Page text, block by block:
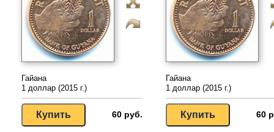
Гайана
1 доллар (2015 г.)
60 руб.
Гайана
1 доллар (2015 г.)
60